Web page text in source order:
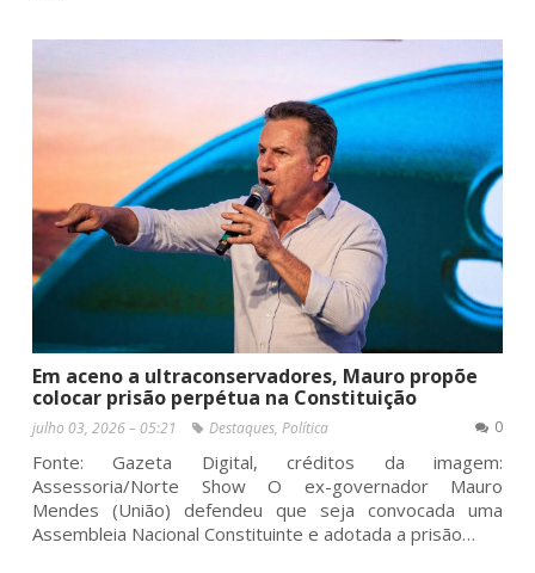
Em aceno a ultraconservadores, Mauro propõe
colocar prisão perpétua na Constituição
julho 03, 2026 – 05:21 Destaques, Política 0
Fonte: Gazeta Digital, créditos da imagem:
Assessoria/Norte Show O ex-governador Mauro
Mendes (União) defendeu que seja convocada uma
Assembleia Nacional Constituinte e adotada a prisão…